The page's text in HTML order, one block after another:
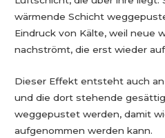
wärmende Schicht
Eindruck von Kälte, weil neue
nachströmt, die erst wieder
Dieser Effekt entsteht auch
und die dort stehende
weggepustet werden, damit
aufgenommen werden kann.